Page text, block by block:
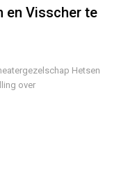
en Visscher te
Hetsen
over